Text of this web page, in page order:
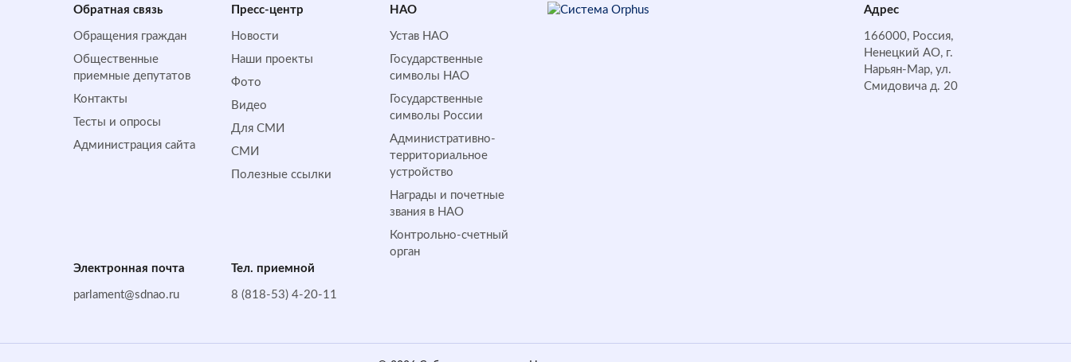
Обратная cвязь
Обращения граждан
Общественные
приемные депутатов
Контакты
Тесты и опросы
Администрация сайта
Пресс-центр
Новости
Наши проекты
Фото
Видео
Для СМИ
СМИ
Полезные ссылки
НАО
Устав НАО
Государственные
символы НАО
Государственные
символы России
Административно-
территориальное
устройство
Награды и почетные
звания в НАО
Контрольно-счетный
орган
Адрес
166000, Россия,
Ненецкий АО, г.
Нарьян-Мар, ул.
Смидовича д. 20
Электронная почта
parlament@sdnao.ru
Тел. приемной
8 (818-53) 4-20-11